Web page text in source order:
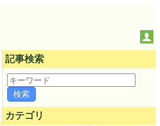
記事検索
カテゴリ